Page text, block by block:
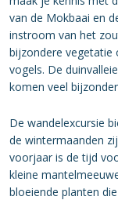
van de Mokbaai en
instroom van het
bijzondere vegetatie
vogels. De
komen veel
De wandelexcursie
de wintermaanden
voorjaar is de tijd
kleine
bloeiende planten